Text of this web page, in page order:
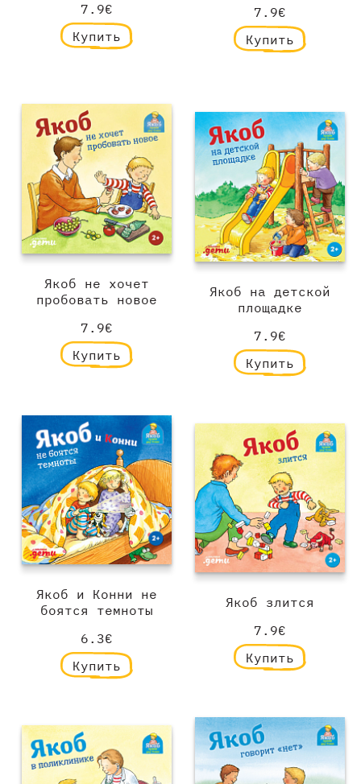
7.9€
Купить
7.9€
Купить
Якоб не хочет
пробовать новое
7.9€
Купить
Якоб на детской
площадке
7.9€
Купить
Якоб и Конни не
боятся темноты
6.3€
Купить
Якоб злится
7.9€
Купить